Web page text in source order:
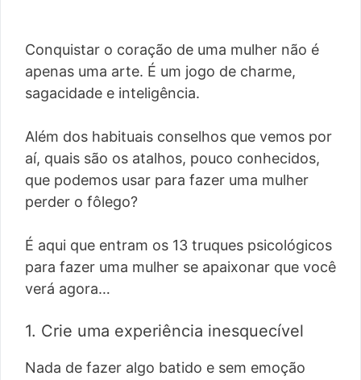
Conquistar o coração de uma mulher não é
apenas uma arte. É um jogo de charme,
sagacidade e inteligência.
Além dos habituais conselhos que vemos por
aí, quais são os atalhos, pouco conhecidos,
que podemos usar para fazer uma mulher
perder o fôlego?
É aqui que entram os 13 truques psicológicos
para fazer uma mulher se apaixonar que você
verá agora…
1. Crie uma experiência inesquecível
Nada de fazer algo batido e sem emoção